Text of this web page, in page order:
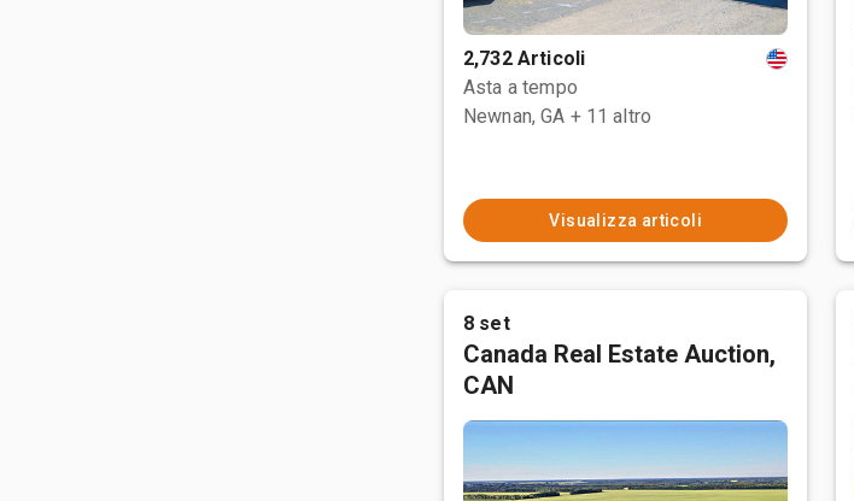
2,732 Articoli
Asta a tempo
Newnan, GA + 11 altro
Visualizza articoli
8 set
Canada Real Estate Auction,
CAN